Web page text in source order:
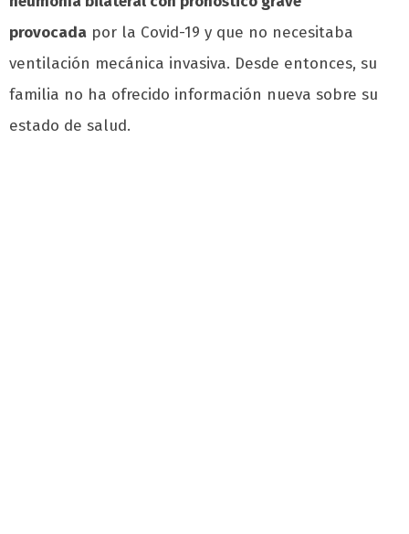
provocada por la Covid-19 y que no necesitaba
ventilación mecánica invasiva. Desde entonces, su
familia no ha ofrecido información nueva sobre su
estado de salud.